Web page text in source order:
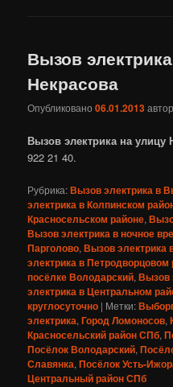
Вызов
Некрасова
Опубликовано06.01.2013
Вызов электрика на улицу
922 21 40.
Рубрика:Вызов электрика в
электрика в Колпинском
Красносельском районе,
Вызов электрика в ночное
Парголово,Вызов электрика
электрика в Петродворцовом
посёлке Володарский,Вызов
электрика в Центральном
круглосуточно | Метки:
электрика,Город Ломоносов,
Красносельский район СПб,
Посёлок Володарский,
Славянка,Посёлок Усть-
Центральный район СПб